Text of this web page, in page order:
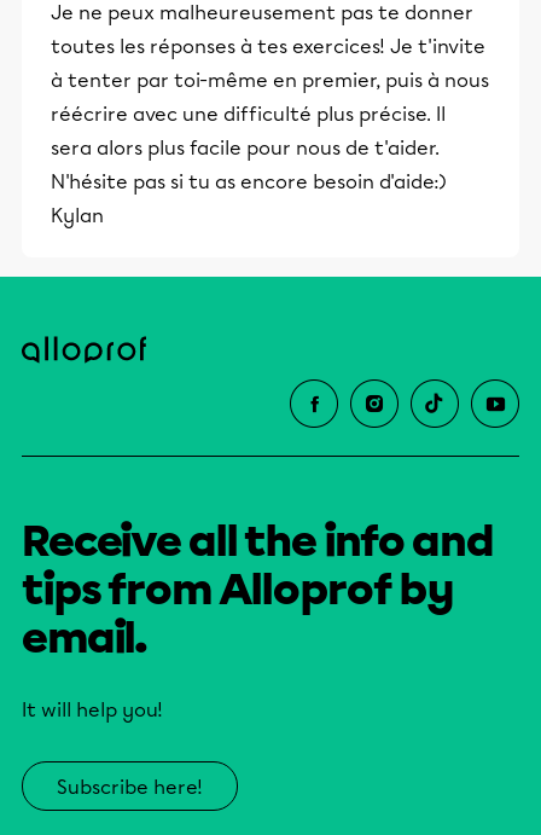
Je ne peux malheureusement pas te donner
toutes les réponses à tes exercices! Je t'invite
à tenter par toi-même en premier, puis à nous
réécrire avec une difficulté plus précise. Il
sera alors plus facile pour nous de t'aider.
N'hésite pas si tu as encore besoin d'aide:)
Kylan
Receive all the info and
tips from Alloprof by
email.
It will help you!
Subscribe here!